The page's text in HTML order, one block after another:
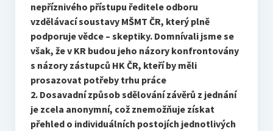
nepříznivého přístupu ředitele odboru
vzdělávací soustavy MŠMT ČR, který plně
podporuje vědce – skeptiky. Domnívali jsme se
však, že v KR budou jeho názory konfrontovány
s názory zástupců HK ČR, kteří by měli
prosazovat potřeby trhu práce
2. Dosavadní způsob sdělování závěrů z jednání
je zcela anonymní, což znemožňuje získat
přehled o individuálních postojích jednotlivých